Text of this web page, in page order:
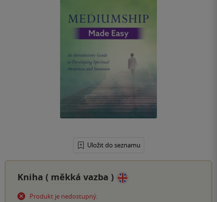
Uložit do seznamu
Kniha ( měkká vazba )
Produkt je nedostupný.